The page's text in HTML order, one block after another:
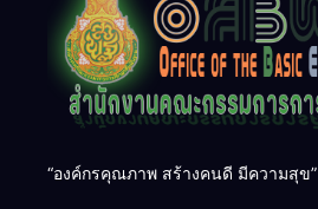
“องค์กรคุณภาพ สร้างคนดี มีความสุข”